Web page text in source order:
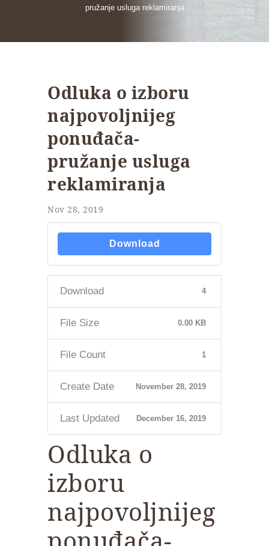
pružanje usluga reklamiranja
Odluka o izboru
najpovoljnijeg
ponuđača-
pružanje usluga
reklamiranja
Nov 28, 2019
Download
Download 4
File Size 0.00 KB
File Count 1
Create Date November 28, 2019
Last Updated December 16, 2019
Odluka o
izboru
najpovoljnijeg